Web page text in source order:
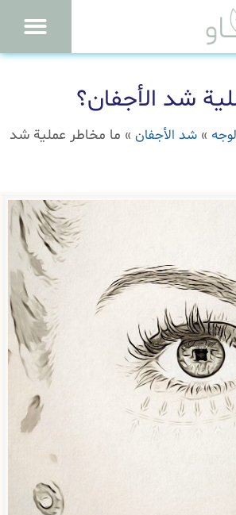
شد الأجفان؟
» شد الأجفان » ما مخاطر عملية شد